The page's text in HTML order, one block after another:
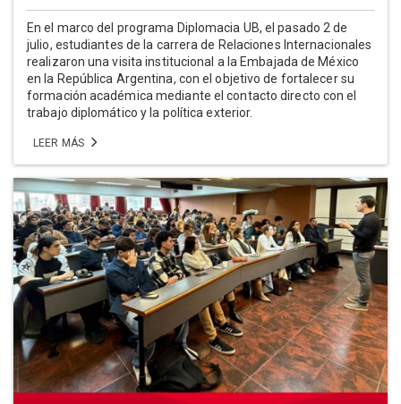
En el marco del programa Diplomacia UB, el pasado 2 de
julio, estudiantes de la carrera de Relaciones Internacionales
realizaron una visita institucional a la Embajada de México
en la República Argentina, con el objetivo de fortalecer su
formación académica mediante el contacto directo con el
trabajo diplomático y la política exterior.
LEER MÁS